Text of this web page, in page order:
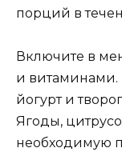
порций в
Включите в
и витаминами.
йогурт и
Ягоды,
необходимую